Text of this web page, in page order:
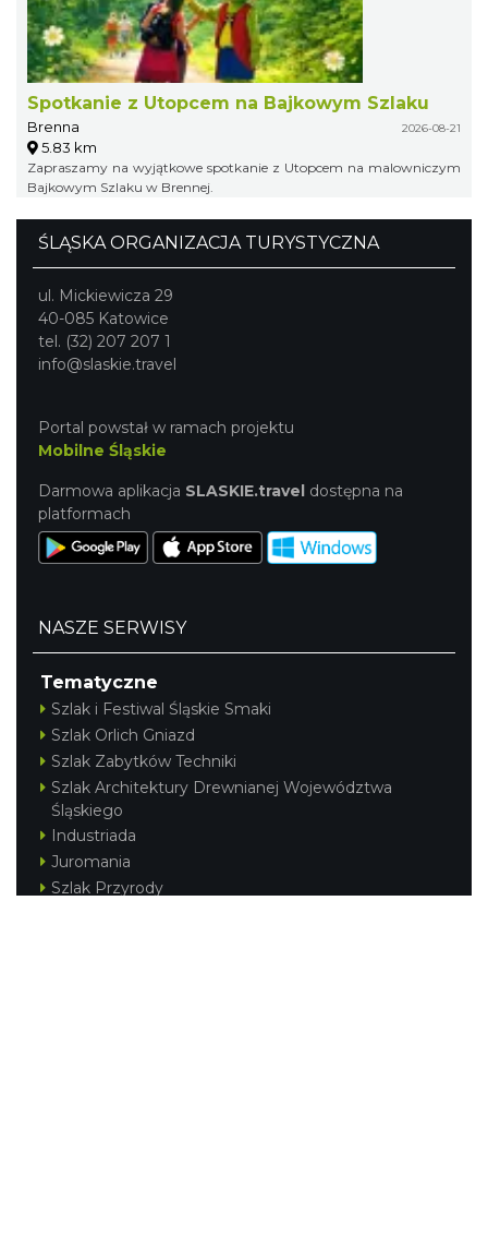
Spotkanie z Utopcem na Bajkowym Szlaku
Brenna 2026-08-21
5.83 km
Zapraszamy na wyjątkowe spotkanie z Utopcem na malowniczym
Bajkowym Szlaku w Brennej.
ŚLĄSKA ORGANIZACJA TURYSTYCZNA
ul. Mickiewicza 29
40-085 Katowice
tel. (32) 207 207 1
info@slaskie.travel
Portal powstał w ramach projektu
Mobilne Śląskie
Darmowa aplikacja SLASKIE.travel dostępna na
platformach
NASZE SERWISY
Tematyczne
Szlak i Festiwal Śląskie Smaki
Szlak Orlich Gniazd
Szlak Zabytków Techniki
Szlak Architektury Drewnianej Województwa
Śląskiego
Industriada
Juromania
Szlak Przyrody